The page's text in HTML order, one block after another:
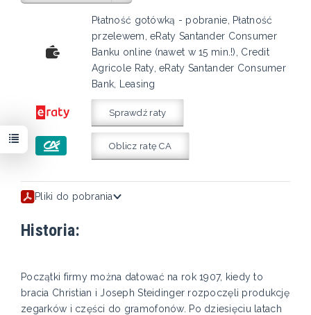
Płatność gotówką - pobranie, Płatność
przelewem, eRaty Santander Consumer
Banku online (nawet w 15 min.!), Credit
Agricole Raty, eRaty Santander Consumer
Bank, Leasing
Sprawdź raty
Oblicz ratę CA
Pliki do pobrania
Historia:
Początki firmy można datować na rok 1907, kiedy to
bracia Christian i Joseph Steidinger rozpoczęli produkcję
zegarków i części do gramofonów. Po dziesięciu latach